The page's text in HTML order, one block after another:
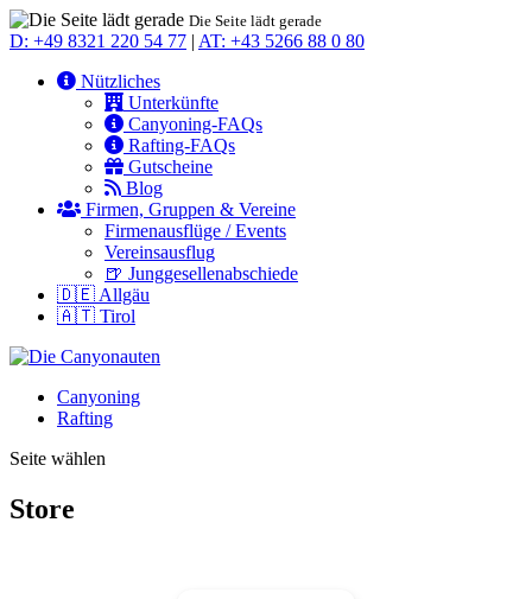
Die Seite lädt gerade
D: +49 8321 220 54 77 | AT: +43 5266 88 0 80
Nützliches
Unterkünfte
Canyoning-FAQs
Rafting-FAQs
Gutscheine
Blog
Firmen, Gruppen & Vereine
Firmenausflüge / Events
Vereinsausflug
🍺 Junggesellenabschiede
🇩🇪 Allgäu
🇦🇹 Tirol
Canyoning
Rafting
Seite wählen
Store